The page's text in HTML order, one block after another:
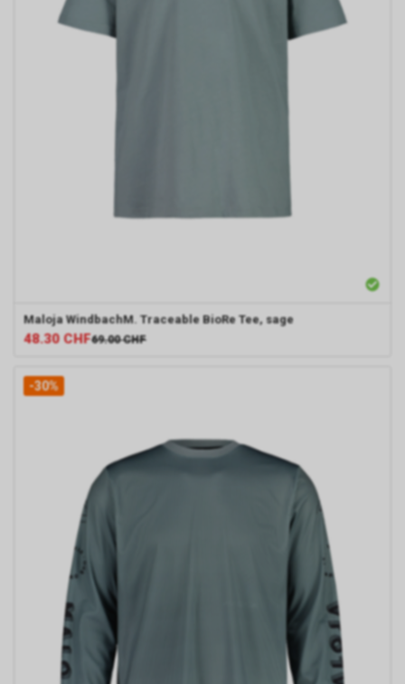
Maloja WindbachM. Traceable BioRe Tee, sage
48.30 CHF69.00 CHF
-30%